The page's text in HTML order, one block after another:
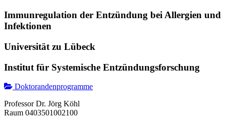
Immunregulation der Entzündung bei Allergien und
Infektionen
Universität zu Lübeck
Institut für Systemische Entzündungsforschung
Doktorandenprogramme
Professor Dr. Jörg Köhl
Raum 0403501002100